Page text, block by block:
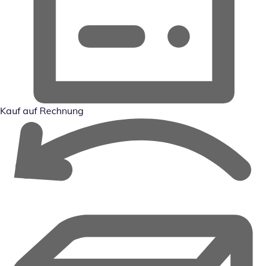
Kauf auf Rechnung